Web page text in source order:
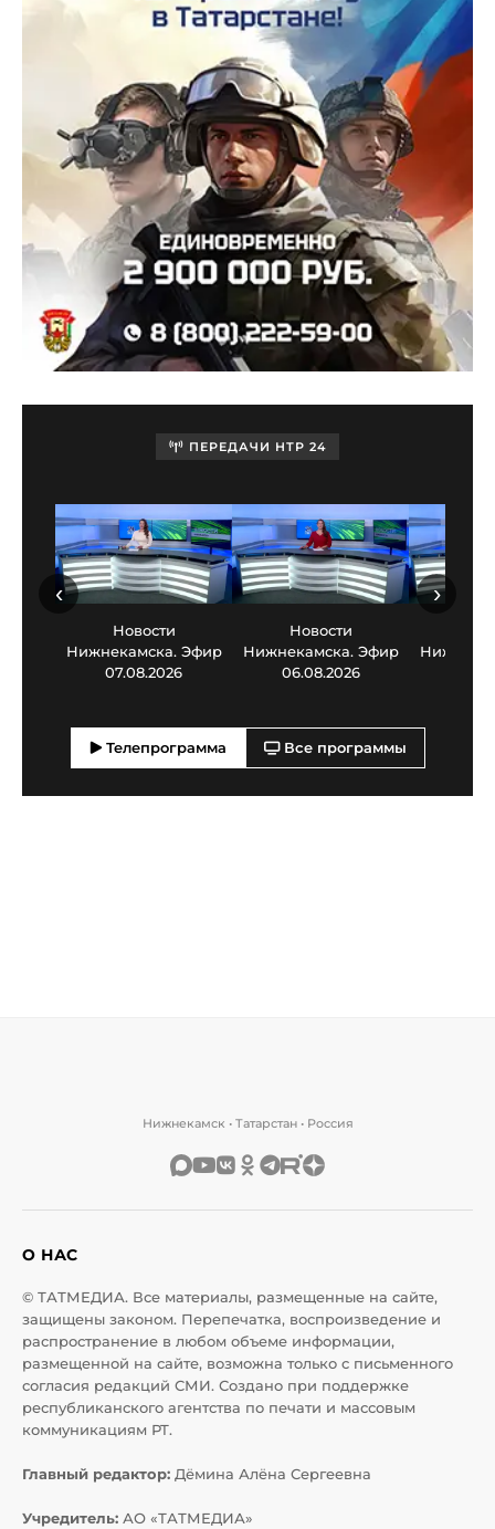
ПЕРЕДАЧИ НТР 24
Новости
Нижнекамска. Эфир
07.08.2026
Новости
Нижнекамска. Эфир
06.08.2026
‹ ›
Телепрограмма Все программы
Нижнекамск • Татарстан • Россия
О НАС
© ТАТМЕДИА. Все материалы, размещенные на сайте,
защищены законом. Перепечатка, воспроизведение и
распространение в любом объеме информации,
размещенной на сайте, возможна только с письменного
согласия редакций СМИ. Создано при поддержке
республиканского агентства по печати и массовым
коммуникациям РТ.
Главный редактор: Дёмина Алёна Сергеевна
Учредитель: АО «ТАТМЕДИА»